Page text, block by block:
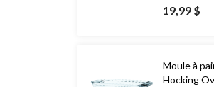
étoile(s)
sur
19,99 $
Moule à
Hocking